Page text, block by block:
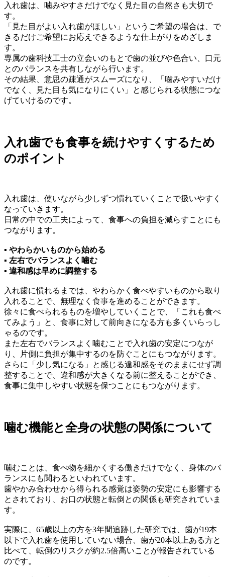
入れ歯は、噛みやすさだけでなく見た目の自然さも大切で
す。
「見た目がよい入れ歯がほしい」というご希望の場合は、で
きるだけご希望にお応えできるような仕上がりをめざしま
す。
専属の歯科技工士の立会いのもとで歯の並びや色合い、口元
とのバランスを共有しながら行います。
その結果、意思の疎通がスムーズになり、「噛みやすいだけ
でなく、見た目も気になりにくい」と感じられる状態につな
げていけるのです。
入れ歯でも食事を続けやすくするため
のポイント
入れ歯は、使いながら少しずつ慣れていくことで扱いやすく
なっていきます。
日常の中での工夫によって、食事への負担を減らすことにも
つながります。
▪ やわらかいものから始める
▪ 左右でバランスよく噛む
▪ 違和感は早めに調整する
入れ歯に慣れるまでは、やわらかく食べやすいものから取り
入れることで、無理なく食事を進めることができます。
徐々に食べられるものを増やしていくことで、「これも食べ
てみよう」と、食事に対して前向きになる方も多くいらっし
ゃるのです。
また左右でバランスよく噛むことで入れ歯の安定につなが
り、片側に負担が集中するのを防ぐことにもつながります。
さらに「少し気になる」と感じる違和感をそのままにせず調
整することで、違和感が大きくなる前に整えることができ、
食事に集中しやすい状態を保つことにもつながります。
噛む機能と全身の状態の関係について
噛むことは、食べ物を細かくする働きだけでなく、身体のバ
ランスにも関わるといわれています。
歯やかみ合わせから得られる感覚は姿勢の安定にも影響する
とされており、お口の状態と転倒との関係も研究されていま
す。
実際に、65歳以上の方を3年間追跡した研究では、歯が19本
以下で入れ歯を使用していない場合、歯が20本以上ある方と
比べて、転倒のリスクが約2.5倍高いことが報告されている
のです。